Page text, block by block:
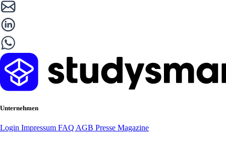
Unternehmen
Login Impressum FAQ AGB Presse Magazine